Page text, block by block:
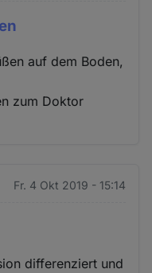
auf dem Boden,
zum Doktor
Fr. 4 Okt 2019 - 15:14
differenziert und